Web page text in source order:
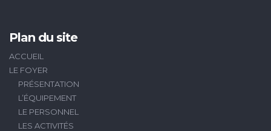
Plan du site
ACCUEIL
LE FOYER
PRÉSENTATION
L’ÉQUIPEMENT
LE PERSONNEL
LES ACTIVITÉS